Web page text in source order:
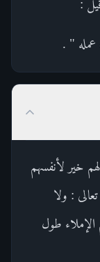
:
" .
خير لأنفسهم
تعالى : ولا
الإملاء طول